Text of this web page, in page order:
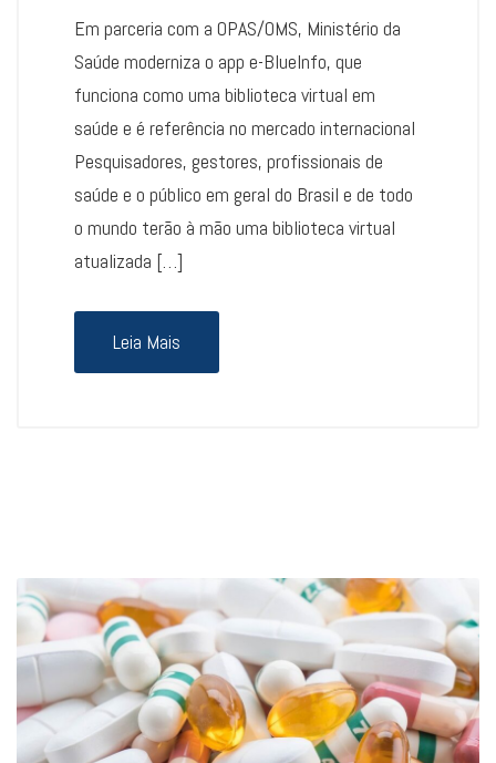
Em parceria com a OPAS/OMS, Ministério da
Saúde moderniza o app e-BlueInfo, que
funciona como uma biblioteca virtual em
saúde e é referência no mercado internacional
Pesquisadores, gestores, profissionais de
saúde e o público em geral do Brasil e de todo
o mundo terão à mão uma biblioteca virtual
atualizada […]
Leia Mais